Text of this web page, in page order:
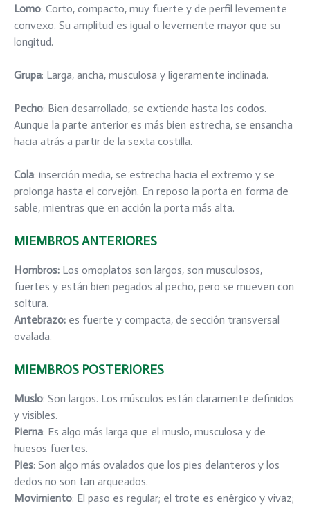
Lomo: Corto, compacto, muy fuerte y de perfil levemente
convexo. Su amplitud es igual o levemente mayor que su
longitud.
Grupa: Larga, ancha, musculosa y ligeramente inclinada.
Pecho: Bien desarrollado, se extiende hasta los codos.
Aunque la parte anterior es más bien estrecha, se ensancha
hacia atrás a partir de la sexta costilla.
Cola: inserción media, se estrecha hacia el extremo y se
prolonga hasta el corvejón. En reposo la porta en forma de
sable, mientras que en acción la porta más alta.
MIEMBROS ANTERIORES
Hombros: Los omoplatos son largos, son musculosos,
fuertes y están bien pegados al pecho, pero se mueven con
soltura.
Antebrazo: es fuerte y compacta, de sección transversal
ovalada.
MIEMBROS POSTERIORES
Muslo: Son largos. Los músculos están claramente definidos
y visibles.
Pierna: Es algo más larga que el muslo, musculosa y de
huesos fuertes.
Pies: Son algo más ovalados que los pies delanteros y los
dedos no son tan arqueados.
Movimiento: El paso es regular; el trote es enérgico y vivaz;